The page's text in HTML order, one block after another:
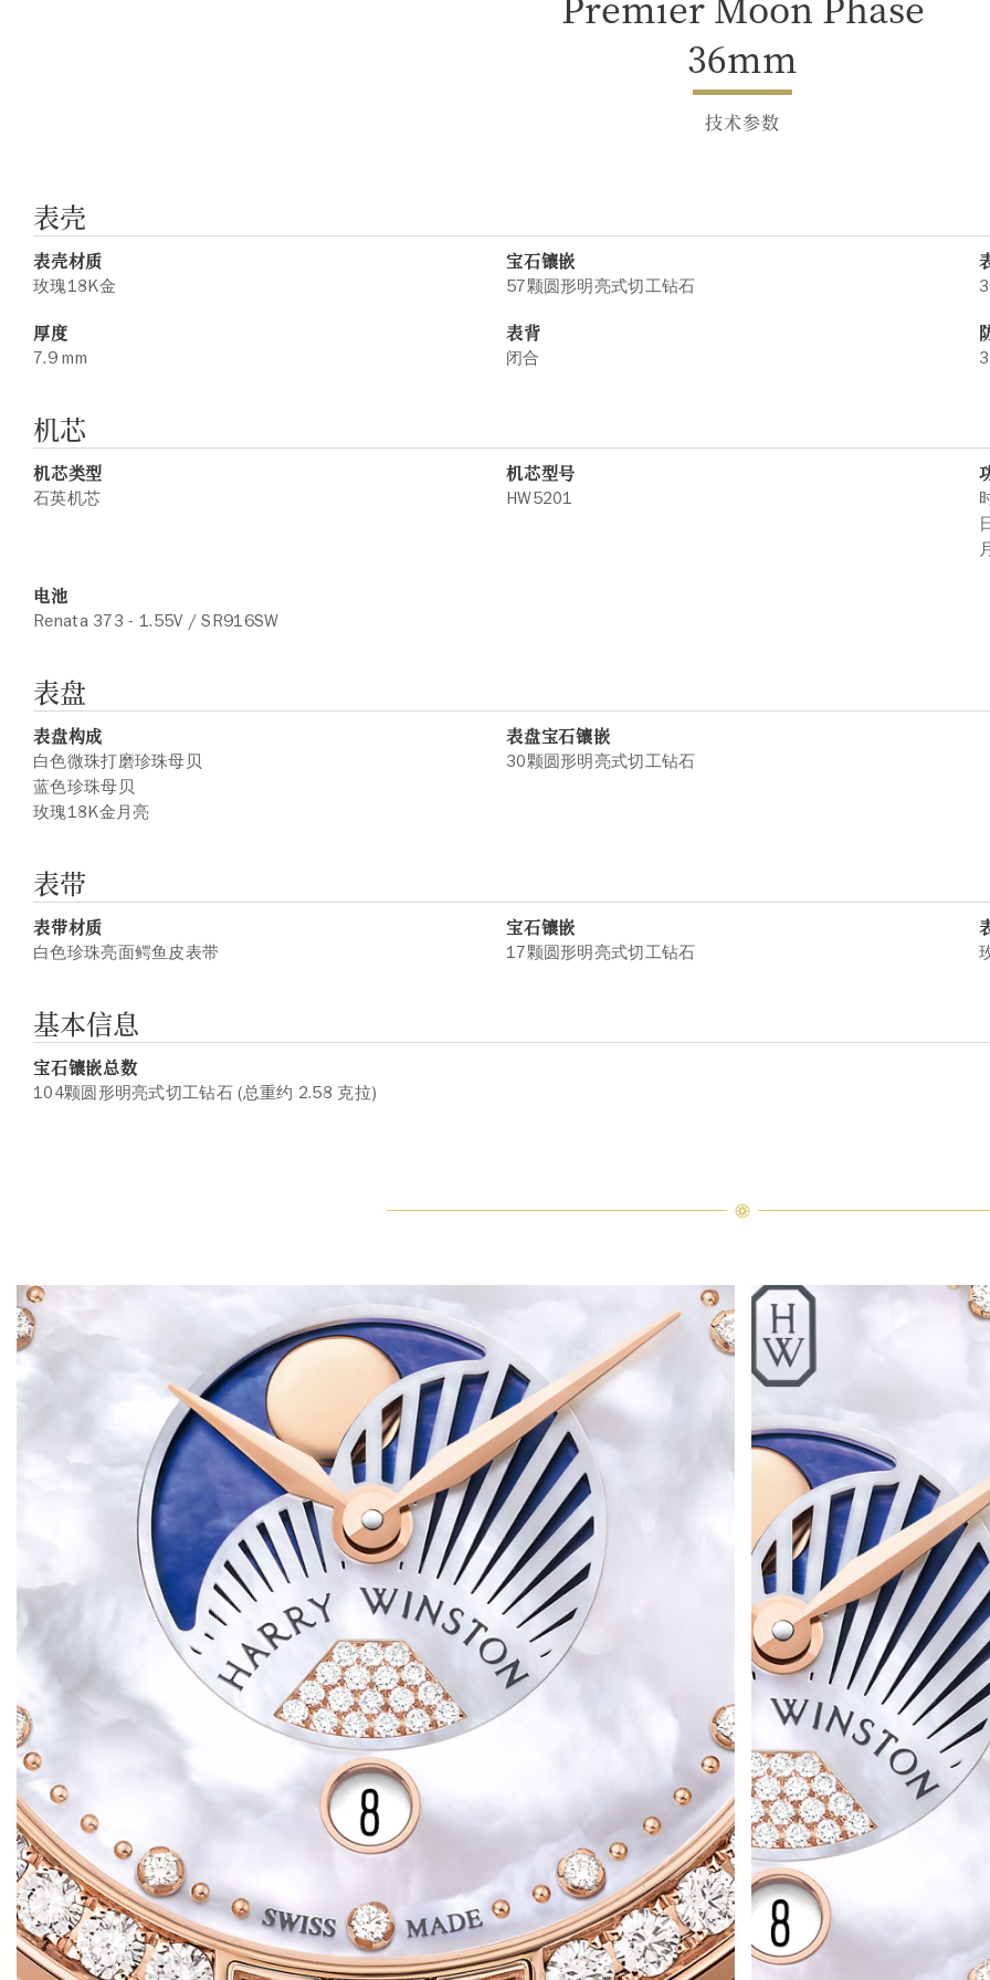
36mm
技术参数
表壳
表壳材质
玫瑰18K金
宝石镶嵌
57颗圆形明亮式切工钻石
厚度
7.9 mm
表背
闭合 3
机芯
机芯类型
石英机芯
机芯型号
HW5201
电池
Renata 373 - 1.55V / SR916SW
表盘
表盘构成
白色微珠打磨珍珠母贝
蓝色珍珠母贝
玫瑰18K金月亮
表盘宝石镶嵌
30颗圆形明亮式切工钻石
表带
表带材质
白色珍珠亮面鳄鱼皮表带
宝石镶嵌
17颗圆形明亮式切工钻石
基本信息
宝石镶嵌总数
104颗圆形明亮式切工钻石 (总重约 2.58 克拉)